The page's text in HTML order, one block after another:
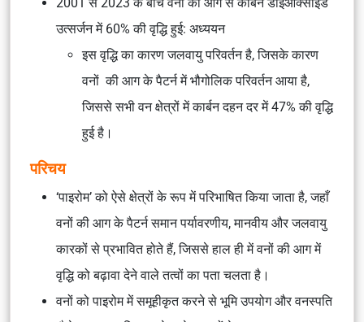
उत्सर्जन में 60% की वृद्धि हुई: अध्ययन
इस वृद्धि का कारण जलवायु परिवर्तन है, जिसके कारण
वनों की आग के पैटर्न में भौगोलिक परिवर्तन आया है,
जिससे सभी वन क्षेत्रों में कार्बन दहन दर में 47% की वृद्धि
हुई है।
परिचय
‘पाइरोम’ को ऐसे क्षेत्रों के रूप में परिभाषित किया जाता है, जहाँ
वनों की आग के पैटर्न समान पर्यावरणीय, मानवीय और जलवायु
कारकों से प्रभावित होते हैं, जिससे हाल ही में वनों की आग में
वृद्धि को बढ़ावा देने वाले तत्वों का पता चलता है।
वनों को पाइरोम में समूहीकृत करने से भूमि उपयोग और वनस्पति